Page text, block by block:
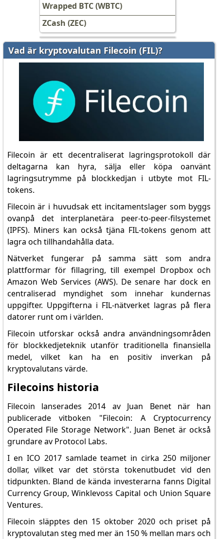
Wrapped BTC (WBTC)
ZCash (ZEC)
Vad är kryptovalutan Filecoin (FIL)?
Filecoin är ett decentraliserat lagringsprotokoll där
deltagarna kan hyra, sälja eller köpa oanvänt
lagringsutrymme på blockkedjan i utbyte mot FIL-
tokens.
Filecoin är i huvudsak ett incitamentslager som byggs
ovanpå det interplanetära peer-to-peer-filsystemet
(IPFS). Miners kan också tjäna FIL-tokens genom att
lagra och tillhandahålla data.
Nätverket fungerar på samma sätt som andra
plattformar för fillagring, till exempel Dropbox och
Amazon Web Services (AWS). De senare har dock en
centraliserad myndighet som innehar kundernas
uppgifter. Uppgifterna i FIL-nätverket lagras på flera
datorer runt om i världen.
Filecoin utforskar också andra användningsområden
för blockkedjeteknik utanför traditionella finansiella
medel, vilket kan ha en positiv inverkan på
kryptovalutans värde.
Filecoins historia
Filecoin lanserades 2014 av Juan Benet när han
publicerade vitboken "Filecoin: A Cryptocurrency
Operated File Storage Network". Juan Benet är också
grundare av Protocol Labs.
I en ICO 2017 samlade teamet in cirka 250 miljoner
dollar, vilket var det största tokenutbudet vid den
tidpunkten. Bland de kända investerarna fanns Digital
Currency Group, Winklevoss Capital och Union Square
Ventures.
Filecoin släpptes den 15 oktober 2020 och priset på
kryptovalutan steg med mer än 150 % mellan mars och